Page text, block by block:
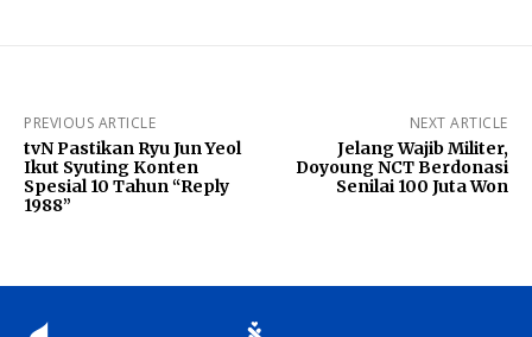
PREVIOUS ARTICLE
tvN Pastikan Ryu Jun Yeol
Ikut Syuting Konten
Spesial 10 Tahun “Reply
1988”
NEXT ARTICLE
Jelang Wajib Militer,
Doyoung NCT Berdonasi
Senilai 100 Juta Won